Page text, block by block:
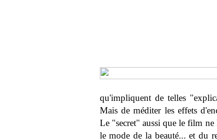
qu'impliquent de telles
Mais de méditer les effets
Le "secret" aussi que le film ne
le mode de la beauté... et du